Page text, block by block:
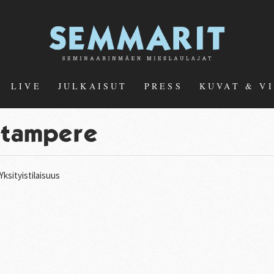
LIVE JULKAISUT PRESS KUVAT &
tampere
Yksityistilaisuus